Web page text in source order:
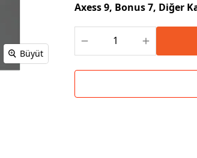
Büyüt
Axess 9, Bonus 7, Diğer